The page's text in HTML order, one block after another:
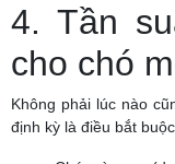
4. Tần
cho chó
Không phải lúc nào
định kỳ là điều bắt